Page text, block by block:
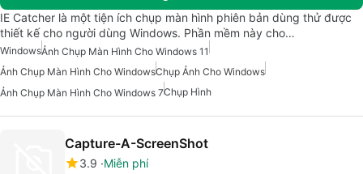
IE Catcher là một tiện ích chụp màn hình phiên bản dùng thử được
thiết kế cho người dùng Windows. Phần mềm này cho…
WindowsẢnh Chụp Màn Hình Cho Windows 11
Ảnh Chụp Màn Hình Cho WindowsChụp Ảnh Cho Windows
Ảnh Chụp Màn Hình Cho Windows 7Chụp Hình
Capture-A-ScreenShot
3.9 Miễn phí